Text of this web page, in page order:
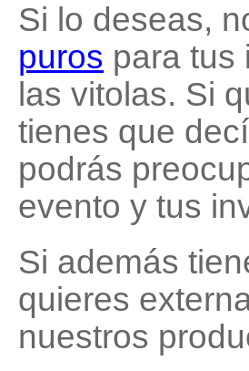
Si lo deseas,
puros para tus
las vitolas. Si
tienes que
podrás
evento y tus
Si además
quieres
nuestros